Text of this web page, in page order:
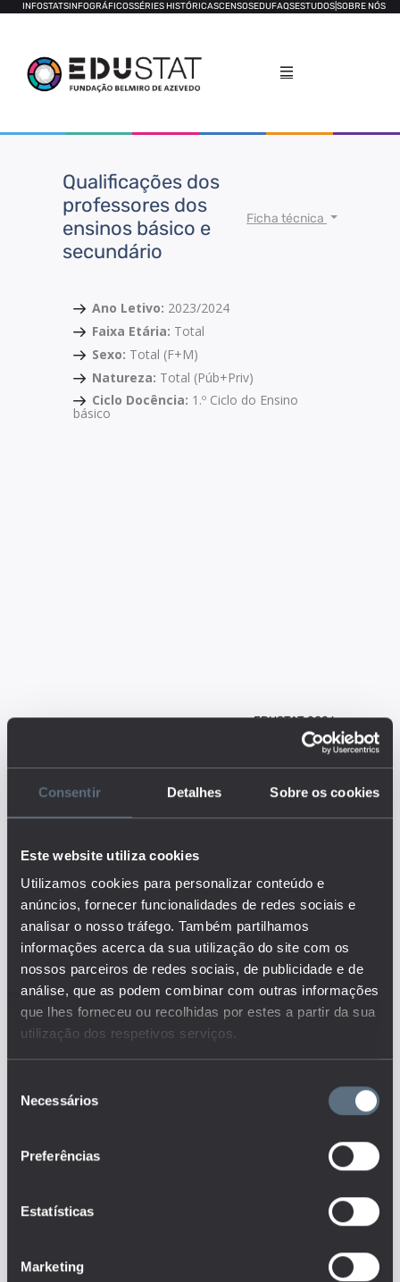
Consentir Detalhes Sobre os cookies
Este website utiliza cookies
Utilizamos cookies para personalizar conteúdo e
anúncios, fornecer funcionalidades de redes sociais e
analisar o nosso tráfego. Também partilhamos
informações acerca da sua utilização do site com os
nossos parceiros de redes sociais, de publicidade e de
análise, que as podem combinar com outras informações
que lhes forneceu ou recolhidas por estes a partir da sua
utilização dos respetivos serviços.
Necessários
Preferências
Estatísticas
Marketing
INFOSTATSINFOGRÁFICOSSÉRIES HISTÓRICASCENSOSEDUFAQSESTUDOSSOBRE NÓS
Qualificações dos
professores dos
ensinos básico e
secundário
Ficha técnica
Ano Letivo: 2023/2024
Faixa Etária: Total
Sexo: Total (F+M)
Natureza: Total (Púb+Priv)
Ciclo Docência: 1.º Ciclo do Ensino
básico
EDUSTAT 2026
O indicador representa o perfil
dos docentes do ensino não
qualificações, por nível de
ensino e por distribuição
geográfica face à totalidade
destes profissionais em
exercício de funções. Permite
analisar como se distribuem os
docentes em termos de
qualificações.
Este é um dos indicadores do
conjunto que responde às
como tem evoluído ao longo do
recursos humanos das
Tags